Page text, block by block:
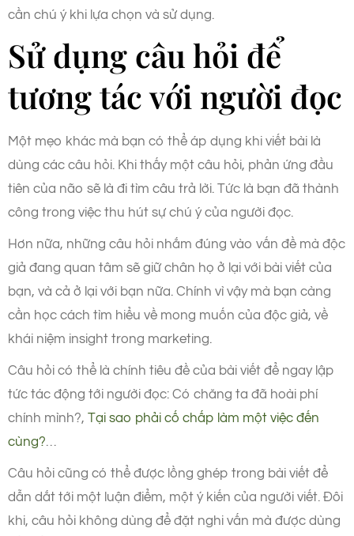
cần chú ý khi lựa chọn và sử dụng.
Sử dụng câu hỏi để
tương tác với người đọc
Một mẹo khác mà bạn có thể áp dụng khi viết bài là
dùng các câu hỏi. Khi thấy một câu hỏi, phản ứng đầu
tiên của não sẽ là đi tìm câu trả lời. Tức là bạn đã thành
công trong việc thu hút sự chú ý của người đọc.
Hơn nữa, những câu hỏi nhắm đúng vào vấn đề mà độc
giả đang quan tâm sẽ giữ chân họ ở lại với bài viết của
bạn, và cả ở lại với bạn nữa. Chính vì vậy mà bạn càng
cần học cách tìm hiểu về mong muốn của độc giả, về
khái niệm insight trong marketing.
Câu hỏi có thể là chính tiêu đề của bài viết để ngay lập
tức tác động tới người đọc: Có chăng ta đã hoài phí
chính mình?, Tại sao phải cố chấp làm một việc đến
cùng?…
Câu hỏi cũng có thể được lồng ghép trong bài viết để
dẫn dắt tới một luận điểm, một ý kiến của người viết. Đôi
khi, câu hỏi không dùng để đặt nghi vấn mà được dùng